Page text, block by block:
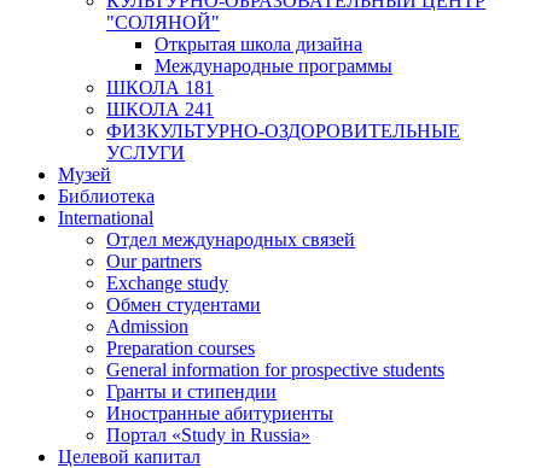
"СОЛЯНОЙ"
Открытая школа дизайна
Международные программы
ШКОЛА 181
ШКОЛА 241
ФИЗКУЛЬТУРНО-ОЗДОРОВИТЕЛЬНЫЕ
УСЛУГИ
Музей
Библиотека
International
Отдел международных связей
Our partners
Exchange study
Обмен студентами
Admission
Preparation courses
General information for prospective students
Гранты и стипендии
Иностранные абитуриенты
Портал «Study in Russia»
Целевой капитал